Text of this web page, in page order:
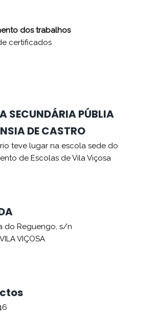
dos trabalhos
certificados
SECUNDÁRIA PÚBLIA
DE CASTRO
teve lugar na escola sede do
de Escolas de Vila Viçosa
do Reguengo, s/n
VIÇOSA